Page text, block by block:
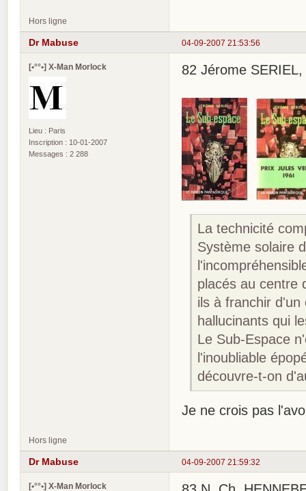
Hors ligne
04-09-2007 21:53:56
Dr Mabuse
[•°°•] X-Man Morlock
Lieu : Paris
Inscription : 10-01-2007
Messages : 2 288
82 Jérome
La technicité
Système solaire
placés au centre
ils à franchir d'un
hallucinants qui
Le Sub-Espace
l'inoubliable
découvre-t-on
Je ne crois pas
Hors ligne
04-09-2007 21:59:32
Dr Mabuse
[•°°•] X-Man Morlock